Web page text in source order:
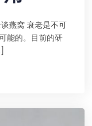
燕窝 衰老是不可
能的。目前的研